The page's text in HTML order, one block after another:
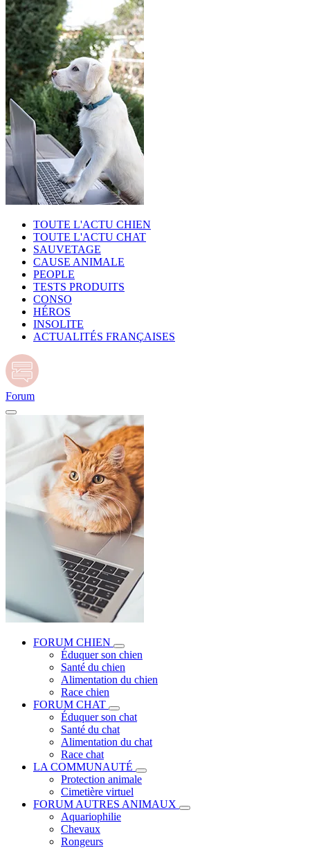
TOUTE L'ACTU CHIEN
TOUTE L'ACTU CHAT
SAUVETAGE
CAUSE ANIMALE
PEOPLE
TESTS PRODUITS
CONSO
HÉROS
INSOLITE
ACTUALITÉS FRANÇAISES
Forum
FORUM CHIEN
Éduquer son chien
Santé du chien
Alimentation du chien
Race chien
FORUM CHAT
Éduquer son chat
Santé du chat
Alimentation du chat
Race chat
LA COMMUNAUTÉ
Protection animale
Cimetière virtuel
FORUM AUTRES ANIMAUX
Aquariophilie
Chevaux
Rongeurs